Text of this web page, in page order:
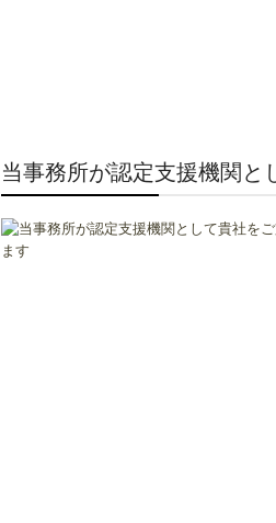
当事務所が認定支援機関と